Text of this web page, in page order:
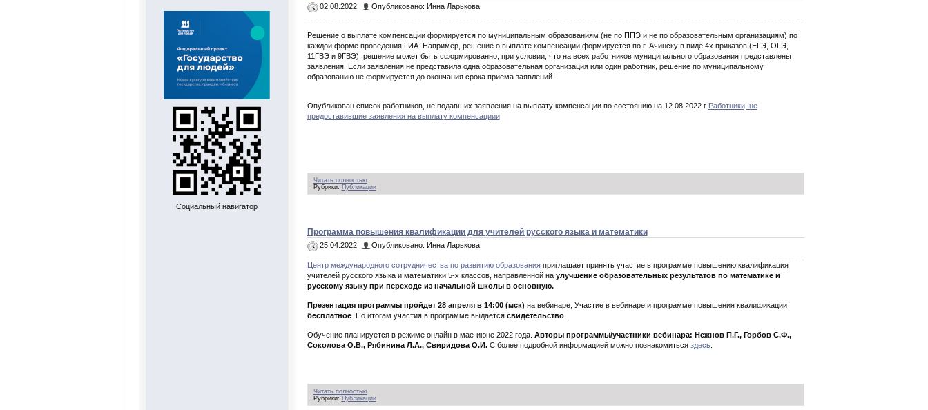
02.08.2022 Опубликовано: Инна Ларькова
Решение о выплате компенсации формируется по муниципальным образованиям (не по ППЭ и не по образовательным организациям) по
каждой форме проведения ГИА. Например, решение о выплате компенсации формируется по г. Ачинску в виде 4х приказов (ЕГЭ, ОГЭ,
11ГВЭ и 9ГВЭ), решение может быть сформированно, при условии, что на всех работников муниципального образования представлены
заявления. Если заявления не представила одна образовательная организация или один работник, решение по муниципальному
образованию не формируется до окончания срока приема заявлений.
Опубликован список работников, не подавших заявления на выплату компенсации по состоянию на 12.08.2022 г Работники, не
предоставившие заявления на выплату компенсациии
Читать полностью
Рубрики: Публикации
Программа повышения квалификации для учителей русского языка и математики
25.04.2022 Опубликовано: Инна Ларькова
Центр международного сотрудничества по развитию образования приглашает принять участие в программе повышению квалификация
учителей русского языка и математики 5-х классов, направленной на улучшение образовательных результатов по математике и
русскому языку при переходе из начальной школы в основную.
Презентация программы пройдет 28 апреля в 14:00 (мск) на вебинаре, Участие в вебинаре и программе повышения квалификации
бесплатное. По итогам участия в программе выдаётся свидетельство.
Обучение планируется в режиме онлайн в мае-июне 2022 года. Авторы программы/участники вебинара: Нежнов П.Г., Горбов С.Ф.,
Соколова О.В., Рябинина Л.А., Свиридова О.И. С более подробной информацией можно познакомиться здесь.
Читать полностью
Рубрики: Публикации
Социальный навигатор